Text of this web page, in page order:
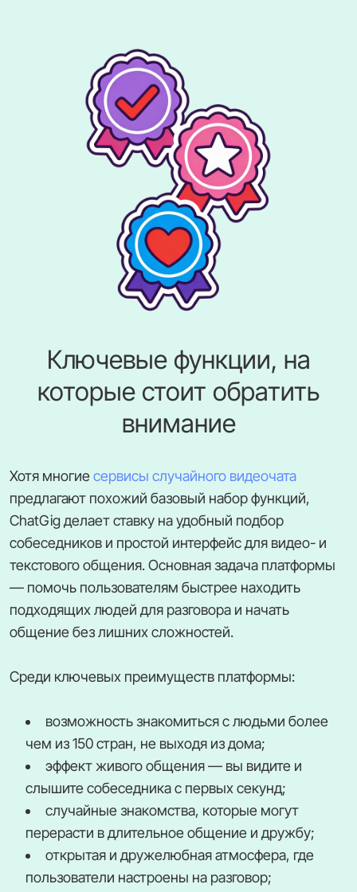
Ключевые функции, на
которые стоит обратить
внимание
Хотя многие сервисы случайного видеочата
предлагают похожий базовый набор функций,
ChatGig делает ставку на удобный подбор
собеседников и простой интерфейс для видео- и
текстового общения. Основная задача платформы
— помочь пользователям быстрее находить
подходящих людей для разговора и начать
общение без лишних сложностей.
Среди ключевых преимуществ платформы:
возможность знакомиться с людьми более
чем из 150 стран, не выходя из дома;
эффект живого общения — вы видите и
слышите собеседника с первых секунд;
случайные знакомства, которые могут
перерасти в длительное общение и дружбу;
открытая и дружелюбная атмосфера, где
пользователи настроены на разговор;